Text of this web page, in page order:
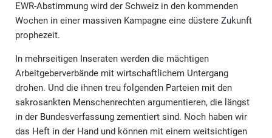
EWR-Abstimmung wird der Schweiz in den kommenden
Wochen in einer massiven Kampagne eine düstere Zukunft
prophezeit.
In mehrseitigen Inseraten werden die mächtigen
Arbeitgeberverbände mit wirtschaftlichem Untergang
drohen. Und die ihnen treu folgenden Parteien mit den
sakrosankten Menschenrechten argumentieren, die längst
in der Bundesverfassung zementiert sind. Noch haben wir
das Heft in der Hand und können mit einem weitsichtigen